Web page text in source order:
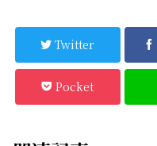
Twitter
Pocket